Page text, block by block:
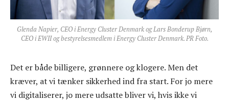
Glenda Napier, CEO i Energy Cluster Denmark og Lars Bonderup Bjørn,
CEO i EWII og bestyrelsesmedlem i Energy Cluster Denmark. PR Foto.
Det er både billigere, grønnere og klogere. Men det
kræver, at vi tænker sikkerhed ind fra start. For jo mere
vi digitaliserer, jo mere udsatte bliver vi, hvis ikke vi